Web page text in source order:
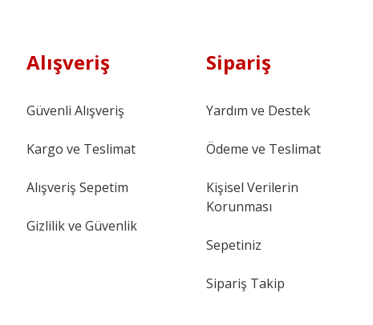
Alışveriş
Güvenli Alışveriş
Kargo ve Teslimat
Alışveriş Sepetim
Gizlilik ve Güvenlik
Sipariş
Yardım ve Destek
Ödeme ve Teslimat
Kişisel Verilerin
Korunması
Sepetiniz
Sipariş Takip